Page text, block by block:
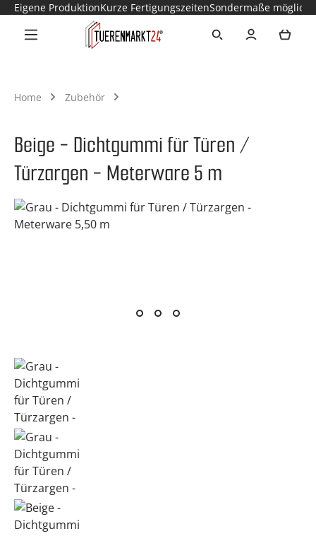
Zum Hauptinhalt springen
Eigene ProduktionKurze FertigungszeitenSondermaße möglich
Home Zubehör
Beige - Dichtgummi für Türen /
Türzargen - Meterware 5 m
Bildergalerie überspringen